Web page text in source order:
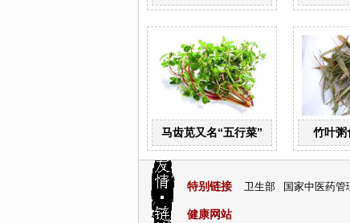
马齿苋又名“五行菜” 竹叶粥
特别链接 卫生部 国家中医药管
健康网站